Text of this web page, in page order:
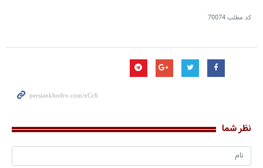
کد مطلب70074
نظر شما